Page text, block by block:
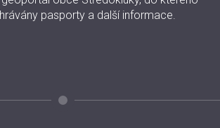
pasporty a další informace.